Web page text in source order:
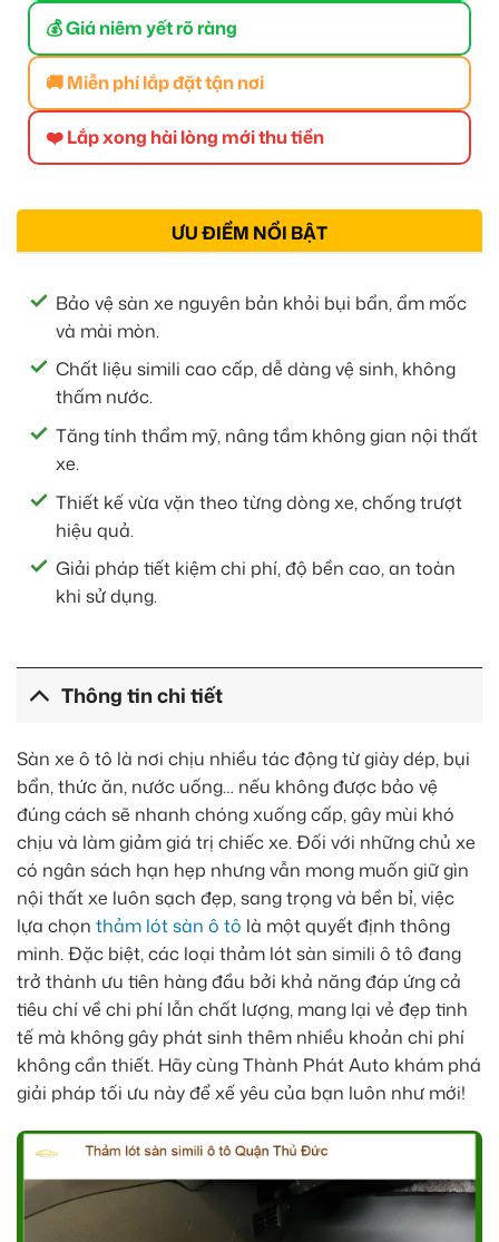
💰 Giá niêm yết rõ ràng
🚚 Miễn phí lắp đặt tận nơi
❤️ Lắp xong hài lòng mới thu tiền
ƯU ĐIỂM NỔI BẬT
Bảo vệ sàn xe nguyên bản khỏi bụi bẩn, ẩm mốc
và mài mòn.
Chất liệu simili cao cấp, dễ dàng vệ sinh, không
thấm nước.
Tăng tính thẩm mỹ, nâng tầm không gian nội thất
xe.
Thiết kế vừa vặn theo từng dòng xe, chống trượt
hiệu quả.
Giải pháp tiết kiệm chi phí, độ bền cao, an toàn
khi sử dụng.
Thông tin chi tiết
Sàn xe ô tô là nơi chịu nhiều tác động từ giày dép, bụi
bẩn, thức ăn, nước uống… nếu không được bảo vệ
đúng cách sẽ nhanh chóng xuống cấp, gây mùi khó
chịu và làm giảm giá trị chiếc xe. Đối với những chủ xe
có ngân sách hạn hẹp nhưng vẫn mong muốn giữ gìn
nội thất xe luôn sạch đẹp, sang trọng và bền bỉ, việc
lựa chọn thảm lót sàn ô tô là một quyết định thông
minh. Đặc biệt, các loại thảm lót sàn simili ô tô đang
trở thành ưu tiên hàng đầu bởi khả năng đáp ứng cả
tiêu chí về chi phí lẫn chất lượng, mang lại vẻ đẹp tinh
tế mà không gây phát sinh thêm nhiều khoản chi phí
không cần thiết. Hãy cùng Thành Phát Auto khám phá
giải pháp tối ưu này để xế yêu của bạn luôn như mới!